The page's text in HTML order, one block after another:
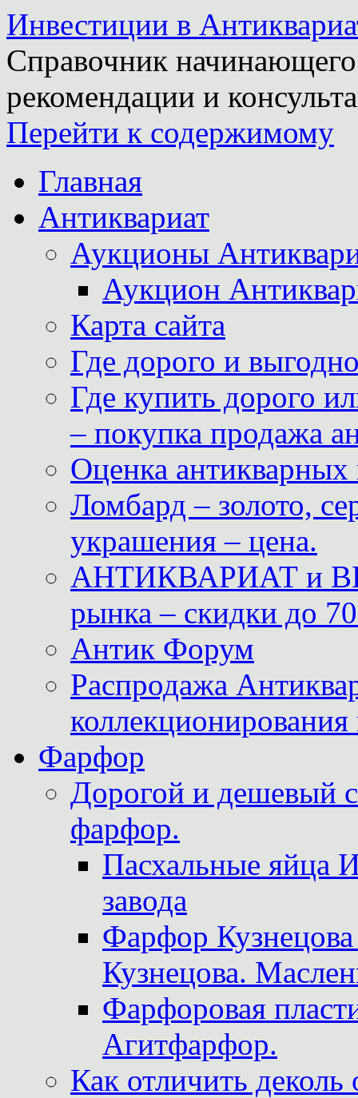
Инвестиции в
Справочник
рекомендации и
Перейти к содержимому
Главная
Антиквариат
Аукционы
Аукцион
Карта сайта
Где дорого и
Где купить дорого
– покупка продажа
Оценка антикварных
Ломбард – золото,
украшения – цена.
АНТИКВАРИАТ и
рынка – скидки до
Антик Форум
Распродажа
Фарфор
Дорогой и дешевый
фарфор.
Пасхальные яйца
завода
Фарфор
Кузнецова.
Фарфоровая
Агитфарфор.
Как отличить